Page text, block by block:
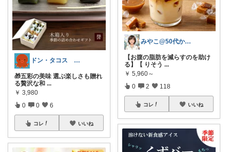
ドン・タコス 防災⚠️生活雑貨アウトドア
🎁五彩の美味 選ぶ楽しさも贈れ
る贅沢な和 ...
￥ 3,980
0 0 6
コレ いいね
みやこ@50代からの肌悩み解決
【お腹の脂肪を減らすのを助け
る】【 りそう ...
￥ 5,960～
0 2 118
コレ いいね